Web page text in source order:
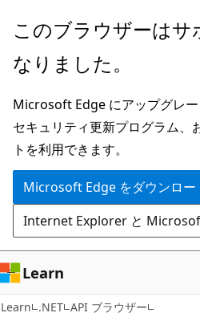
メ
ン
ン
テ
ン
ツ
に
ス
キ
ッ
プ
ペ
ジ
ナ
ビ
ゲ
ー
シ
ョ
ン
に
ス
キ
このブラウザーはサ
なりました。
Microsoft Edge にアップグレー
セキュリティ更新プログラム、
トを利用できます。
Microsoft Edge をダウンロー
Internet Explorer と
Learn
Learn .NET API ブラウザー